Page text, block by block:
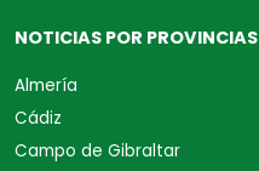
NOTICIAS POR PROVINCIAS
Almería
Cádiz
Campo de Gibraltar